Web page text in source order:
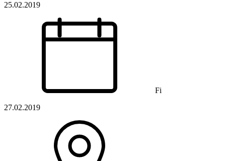
25.02.2019
Fi
27.02.2019